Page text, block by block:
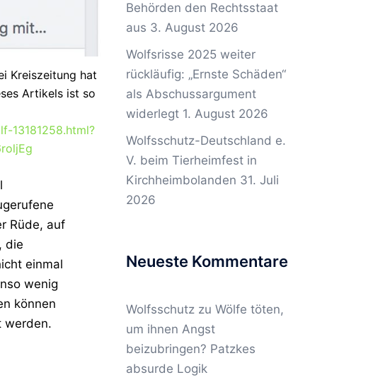
Kreiszeitung hat
Artikels ist so
13181258.html?
Rüde, auf
die
einmal
wenig
können
werden.
Behörden den Rechtsstaat
aus 3. August 2026
Wolfsrisse 2025 weiter
rückläufig: „Ernste Schäden“
als Abschussargument
widerlegt 1. August 2026
Wolfsschutz-Deutschland e.
V. beim Tierheimfest in
Kirchheimbolanden 31. Juli
2026
Neueste Kommentare
Wolfsschutzzu Wölfe töten,
um ihnen Angst
beizubringen? Patzkes
absurde Logik